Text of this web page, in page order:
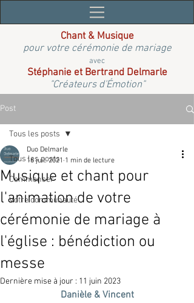
Chant & Musique
pour votre cérémonie de mariage
avec
Stéphanie et Bertrand Delmarle
"Créateurs d'Émotion"
Post
Tous les posts
Commencer
Votre communauté
Tous les posts
Musique et chant pour
l'animation de votre
cérémonie de mariage à
l'église : bénédiction ou
messe
Duo Delmarle
16 juil. 2021 1 min de lecture
Dernière mise à jour : 11 juin 2023
Danièle & Vincent